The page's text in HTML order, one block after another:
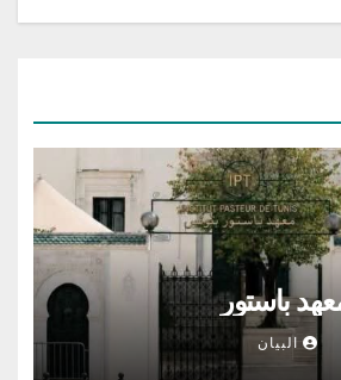
باستور
البيان